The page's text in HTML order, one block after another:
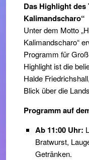
Das Highlight des
Kalimandscharo“
Unter dem Motto
Kalimandscharo“
Programm für
Highlight ist die
Halde
Blick über die
Programm auf
Ab 11:00 Uhr:
Bratwurst,
Getränken.